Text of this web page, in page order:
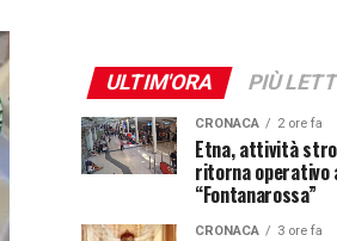
ULTIM'ORA PIÙ
CRONACA 2 ore fa
Etna, attività
ritorna operativo
“Fontanarossa”
CRONACA 3 ore fa